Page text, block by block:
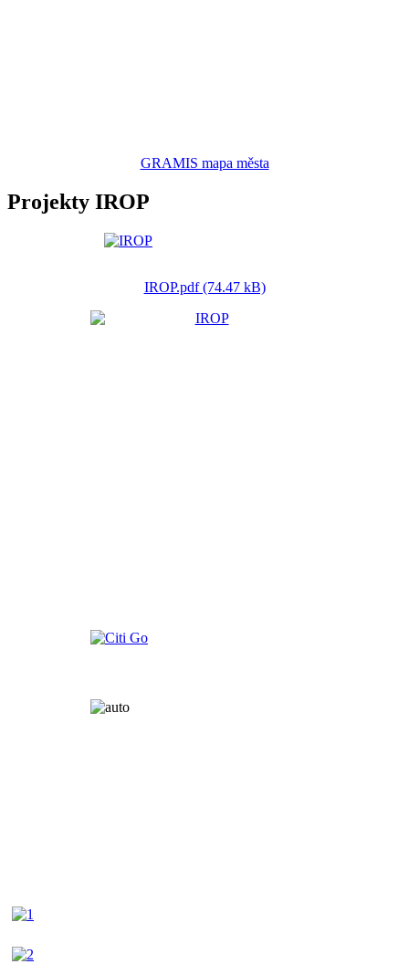
GRAMIS mapa města
Projekty IROP
IROP.pdf (74.47 kB)